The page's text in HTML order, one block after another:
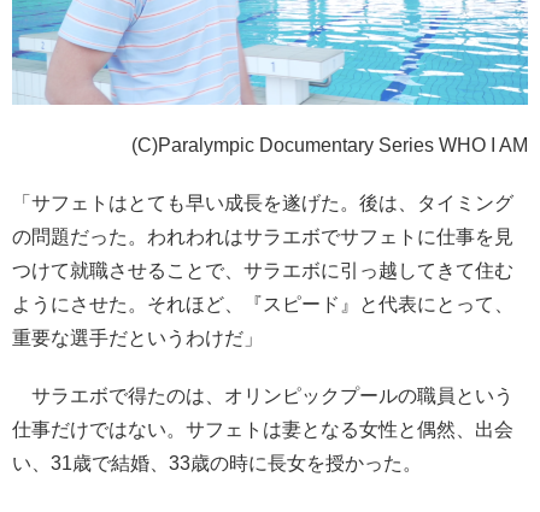
(C)Paralympic Documentary Series WHO I AM
「サフェトはとても早い成長を遂げた。後は、タイミング
の問題だった。われわれはサラエボでサフェトに仕事を見
つけて就職させることで、サラエボに引っ越してきて住む
ようにさせた。それほど、『スピード』と代表にとって、
重要な選手だというわけだ」
サラエボで得たのは、オリンピックプールの職員という
仕事だけではない。サフェトは妻となる女性と偶然、出会
い、31歳で結婚、33歳の時に長女を授かった。